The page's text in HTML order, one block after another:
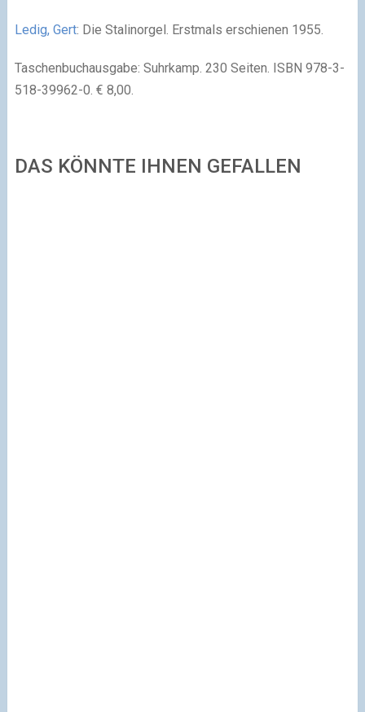
Ledig, Gert: Die Stalinorgel. Erstmals erschienen 1955.
Taschenbuchausgabe: Suhrkamp. 230 Seiten. ISBN 978-3-
518-39962-0. € 8,00.
DAS KÖNNTE IHNEN GEFALLEN